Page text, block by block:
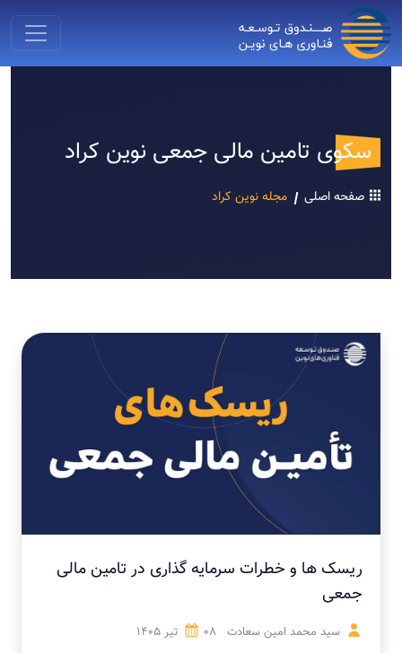
سکوی تامین مالی جمعی نوین کراد
صفحه اصلی مجله نوین کراد
ریسک ها و خطرات سرمایه گذاری در تامین مالی
جمعی
سید محمد امین سعادت 08 تیر 1405